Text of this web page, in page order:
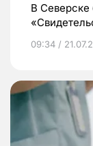
В
09:34 /